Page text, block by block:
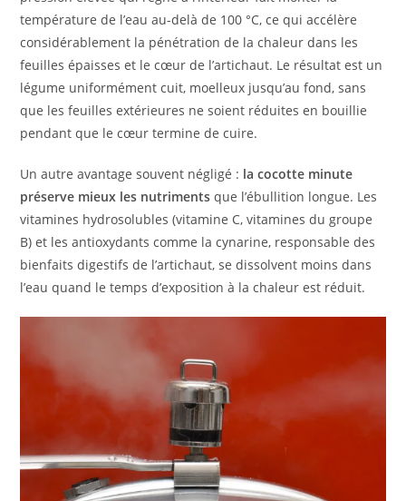
température de l’eau au-delà de 100 °C, ce qui accélère
considérablement la pénétration de la chaleur dans les
feuilles épaisses et le cœur de l’artichaut. Le résultat est un
légume uniformément cuit, moelleux jusqu’au fond, sans
que les feuilles extérieures ne soient réduites en bouillie
pendant que le cœur termine de cuire.
Un autre avantage souvent négligé : la cocotte minute
préserve mieux les nutriments que l’ébullition longue. Les
vitamines hydrosolubles (vitamine C, vitamines du groupe
B) et les antioxydants comme la cynarine, responsable des
bienfaits digestifs de l’artichaut, se dissolvent moins dans
l’eau quand le temps d’exposition à la chaleur est réduit.